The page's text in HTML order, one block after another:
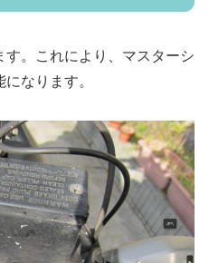
。これにより、マスターシ
なります。